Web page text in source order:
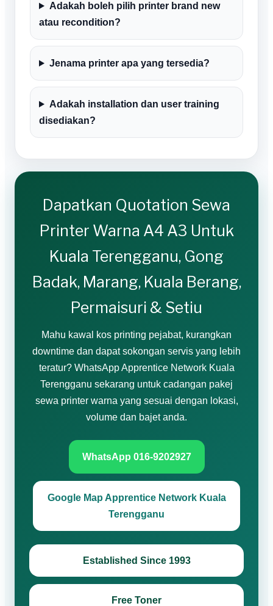
Adakah boleh pilih printer brand new
atau recondition?
Jenama printer apa yang tersedia?
Adakah installation dan user training
disediakan?
Dapatkan Quotation Sewa
Printer Warna A4 A3 Untuk
Kuala Terengganu, Gong
Badak, Marang, Kuala Berang,
Permaisuri & Setiu
Mahu kawal kos printing pejabat, kurangkan
downtime dan dapat sokongan servis yang lebih
teratur? WhatsApp Apprentice Network Kuala
Terengganu sekarang untuk cadangan pakej
sewa printer warna yang sesuai dengan lokasi,
volume dan bajet anda.
WhatsApp 016-9202927
Google Map Apprentice Network Kuala
Terengganu
Established Since 1993
Free Toner